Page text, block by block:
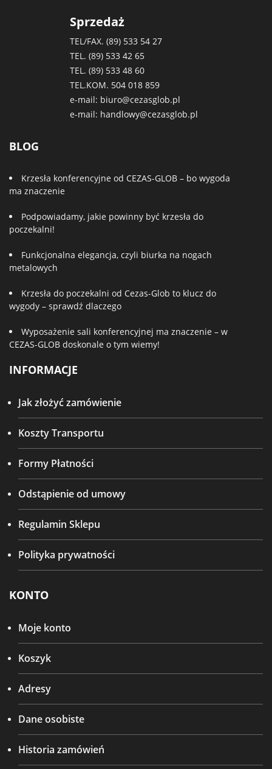
Sprzedaż
TEL/FAX. (89) 533 54 27
TEL. (89) 533 42 65
TEL. (89) 533 48 60
TEL.KOM. 504 018 859
e-mail: biuro@cezasglob.pl
e-mail: handlowy@cezasglob.pl
BLOG
Krzesła konferencyjne od CEZAS-GLOB – bo wygoda
ma znaczenie
Podpowiadamy, jakie powinny być krzesła do
poczekalni!
Funkcjonalna elegancja, czyli biurka na nogach
metalowych
Krzesła do poczekalni od Cezas-Glob to klucz do
wygody – sprawdź dlaczego
Wyposażenie sali konferencyjnej ma znaczenie – w
CEZAS-GLOB doskonale o tym wiemy!
INFORMACJE
Jak złożyć zamówienie
Koszty Transportu
Formy Płatności
Odstąpienie od umowy
Regulamin Sklepu
Polityka prywatności
KONTO
Moje konto
Koszyk
Adresy
Dane osobiste
Historia zamówień